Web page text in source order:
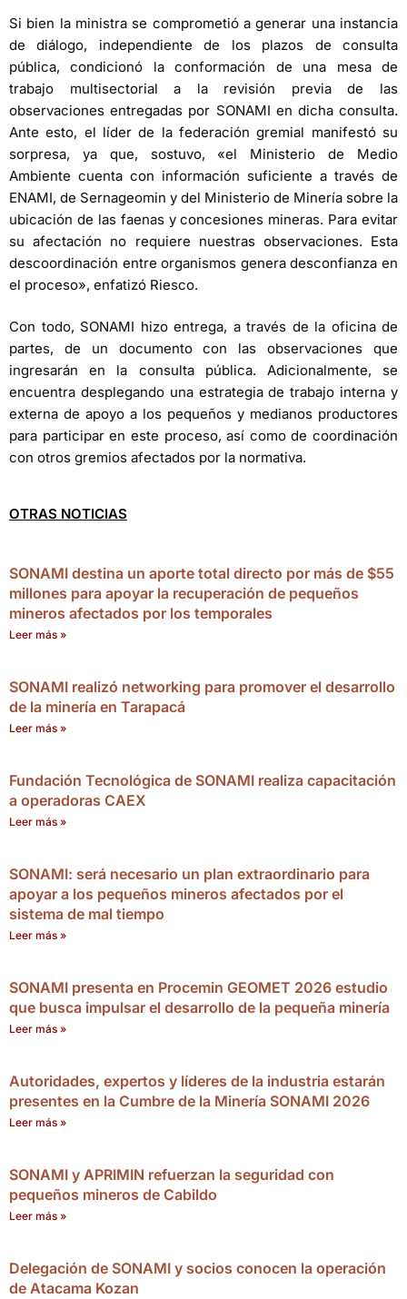
Si bien la ministra se comprometió a generar una instancia
de diálogo, independiente de los plazos de consulta
pública, condicionó la conformación de una mesa de
trabajo multisectorial a la revisión previa de las
observaciones entregadas por SONAMI en dicha consulta.
Ante esto, el líder de la federación gremial manifestó su
sorpresa, ya que, sostuvo, «el Ministerio de Medio
Ambiente cuenta con información suficiente a través de
ENAMI, de Sernageomin y del Ministerio de Minería sobre la
ubicación de las faenas y concesiones mineras. Para evitar
su afectación no requiere nuestras observaciones. Esta
descoordinación entre organismos genera desconfianza en
el proceso», enfatizó Riesco.
Con todo, SONAMI hizo entrega, a través de la oficina de
partes, de un documento con las observaciones que
ingresarán en la consulta pública. Adicionalmente, se
encuentra desplegando una estrategia de trabajo interna y
externa de apoyo a los pequeños y medianos productores
para participar en este proceso, así como de coordinación
con otros gremios afectados por la normativa.
OTRAS NOTICIAS
SONAMI destina un aporte total directo por más de $55
millones para apoyar la recuperación de pequeños
mineros afectados por los temporales
Leer más »
SONAMI realizó networking para promover el desarrollo
de la minería en Tarapacá
Leer más »
Fundación Tecnológica de SONAMI realiza capacitación
a operadoras CAEX
Leer más »
SONAMI: será necesario un plan extraordinario para
apoyar a los pequeños mineros afectados por el
sistema de mal tiempo
Leer más »
SONAMI presenta en Procemin GEOMET 2026 estudio
que busca impulsar el desarrollo de la pequeña minería
Leer más »
Autoridades, expertos y líderes de la industria estarán
presentes en la Cumbre de la Minería SONAMI 2026
Leer más »
SONAMI y APRIMIN refuerzan la seguridad con
pequeños mineros de Cabildo
Leer más »
Delegación de SONAMI y socios conocen la operación
de Atacama Kozan